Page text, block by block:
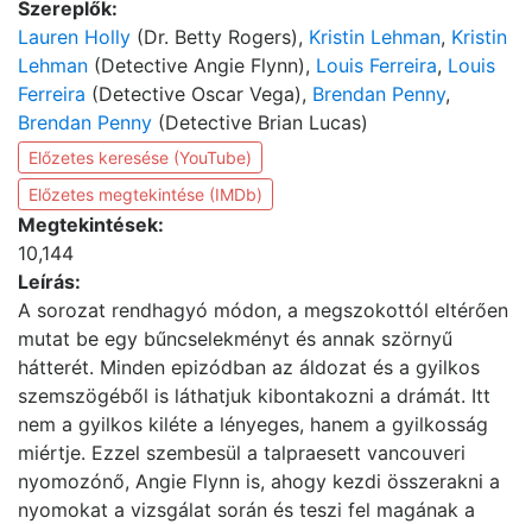
Szereplők:
Lauren Holly (Dr. Betty Rogers), Kristin Lehman, Kristin
Lehman (Detective Angie Flynn), Louis Ferreira, Louis
Ferreira (Detective Oscar Vega), Brendan Penny,
Brendan Penny (Detective Brian Lucas)
Előzetes keresése (YouTube)
Előzetes megtekintése (IMDb)
Megtekintések:
10,144
Leírás:
A sorozat rendhagyó módon, a megszokottól eltérően
mutat be egy bűncselekményt és annak szörnyű
hátterét. Minden epizódban az áldozat és a gyilkos
szemszögéből is láthatjuk kibontakozni a drámát. Itt
nem a gyilkos kiléte a lényeges, hanem a gyilkosság
miértje. Ezzel szembesül a talpraesett vancouveri
nyomozónő, Angie Flynn is, ahogy kezdi összerakni a
nyomokat a vizsgálat során és teszi fel magának a